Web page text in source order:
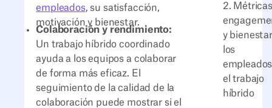
2.
y
los
el trabajo
híbrido
empleados, su satisfacción,
motivación y bienestar.
Colaboración y rendimiento:
Un trabajo híbrido coordinado
ayuda a los equipos a colaborar
de forma más eficaz. El
seguimiento de la calidad de la
colaboración puede mostrar si el